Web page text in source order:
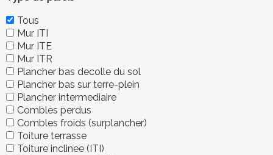
Tous
Mur ITI
Mur ITE
Mur ITR
Plancher bas decolle du sol
Plancher bas sur terre-plein
Plancher intermediaire
Combles perdus
Combles froids (surplancher)
Toiture terrasse
Toiture inclinee (ITI)